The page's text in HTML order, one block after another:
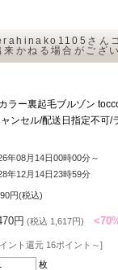
さん
かねる場合がござ
ラー裏起毛ブルゾン
ンセル/配送日指定不可
年08月14日00時00分～
年12月14日23時59分
円(税込)
円 (税込 1,617円)
ント還元 16ポイント～]
枚